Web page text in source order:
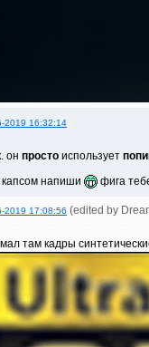
2019 16:32:14
он просто использует
напиши
фига
2019 17:08:56 (edited by
там кадры